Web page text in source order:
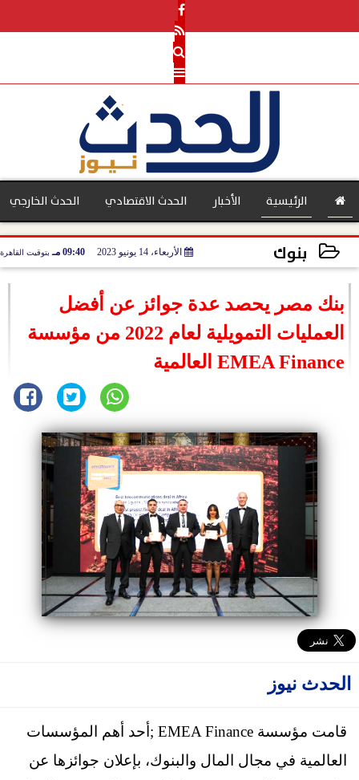
الرئيسية الأخبار الحدث الاقتصادي
بنوك
الحدث الخارجي
بنوك الأربعاء، 14 يونيو 2023 09:40 مـ بتوقيت القاهرة
بنك مصر يحصد عدة جوائز عن أفضل
العمليات التمويلية لعام 2022 من مؤسسة
EMEA Finance العالمية
الحدث نيوز
قامت مؤسسة EMEA Finance ;أحد أهم المؤسسات
العالمية في مجال المال والبنوك، بإعلان جوائزها عن